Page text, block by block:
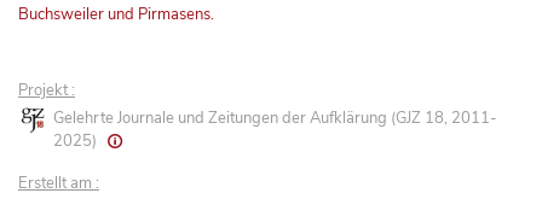
Buchsweiler und Pirmasens.
Projekt :
Gelehrte Journale und Zeitungen der Aufklärung (GJZ 18, 2011-
2025)
Erstellt am :